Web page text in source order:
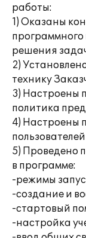
работы:
1) Оказаны
программного
решения
2)
технику
3) Настроены
политика
4) Настроены
5) Проведено
в программе:
-режимы
-создание и
-стартовый
-настройка